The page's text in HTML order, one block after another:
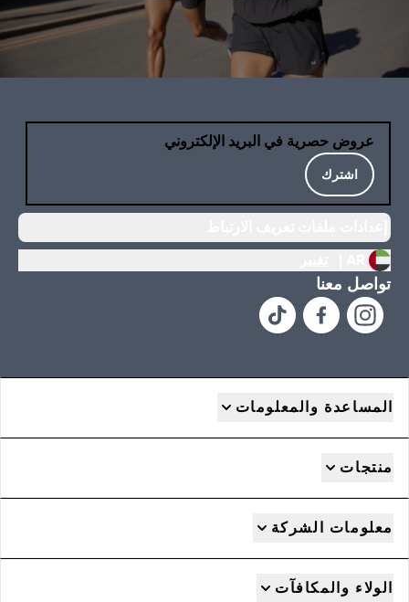
عروض حصرية في البريد الإلكتروني
اشترك
تواصل معنا
المساعدة والمعلومات
منتجات
معلومات الشركة
الولاء والمكافآت